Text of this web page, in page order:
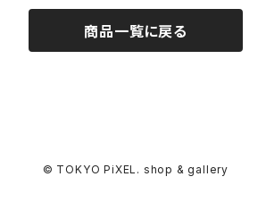
商品一覧に戻る
© TOKYO PiXEL. shop & gallery